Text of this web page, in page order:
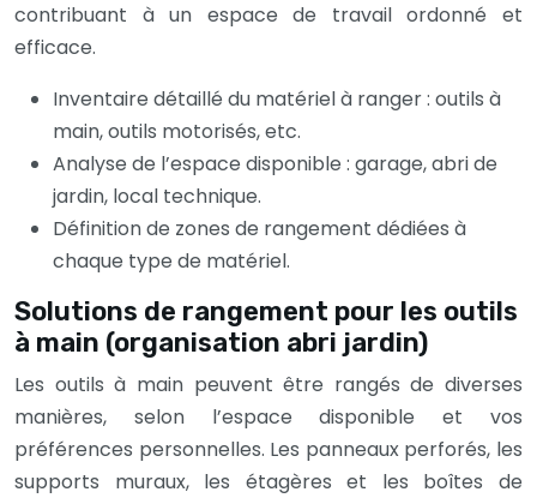
contribuant à un espace de travail ordonné et
efficace.
Inventaire détaillé du matériel à ranger : outils à
main, outils motorisés, etc.
Analyse de l’espace disponible : garage, abri de
jardin, local technique.
Définition de zones de rangement dédiées à
chaque type de matériel.
Solutions de rangement pour les outils
à main (organisation abri jardin)
Les outils à main peuvent être rangés de diverses
manières, selon l’espace disponible et vos
préférences personnelles. Les panneaux perforés, les
supports muraux, les étagères et les boîtes de